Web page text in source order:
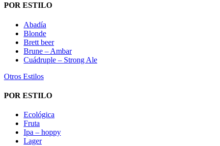
POR ESTILO
Abadía
Blonde
Brett beer
Brune – Ambar
Cuádruple – Strong Ale
Otros Estilos
POR ESTILO
Ecológica
Fruta
Ipa – hoppy
Lager